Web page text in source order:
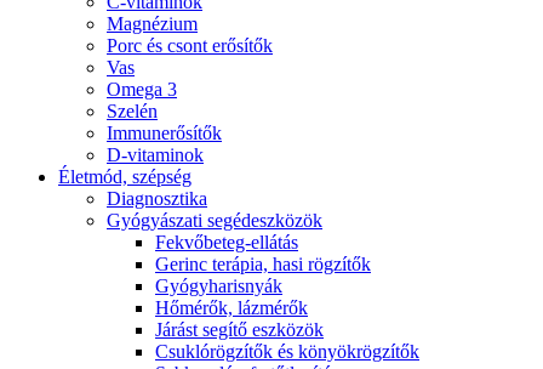
Magnézium
Porc és csont erősítők
Vas
Omega 3
Szelén
Immunerősítők
D-vitaminok
Életmód, szépség
Diagnosztika
Gyógyászati segédeszközök
Fekvőbeteg-ellátás
Gerinc terápia, hasi rögzítők
Gyógyharisnyák
Hőmérők, lázmérők
Járást segítő eszközök
Csuklórögzítők és könyökrögzítők